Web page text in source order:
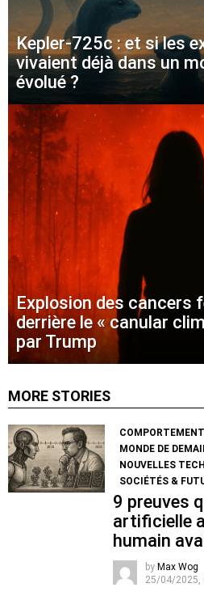
Kepler-725c : et si les
vivaient déjà dans un
évolué ?
Explosion des cancers
derrière le « canular
par Trump
MORE STORIES
MONDE DE
NOUVELLES
SOCIÉTÉS &
9 preuves
artificielle
humain
by Max Wog
25/04/2025,